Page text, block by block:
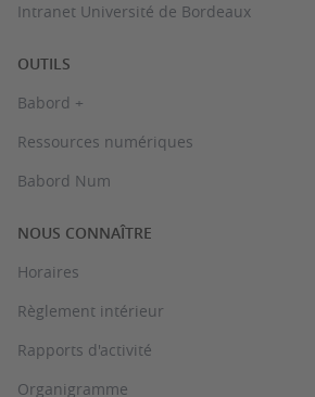
Intranet Université de Bordeaux
OUTILS
Babord +
Ressources numériques
Babord Num
NOUS CONNAÎTRE
Horaires
Règlement intérieur
Rapports d'activité
Organigramme